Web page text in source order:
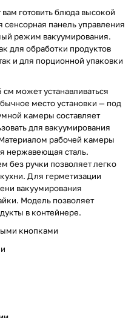
готовить блюда высокой
панель управления
режим вакуумирования.
для обработки продуктов
и для порционной упаковки
может устанавливаться
место установки — под
камеры составляет
для вакуумирования
рабочей камеры
нержавеющая сталь.
без ручки позволяет легко
кухни. Для герметизации
вакуумирования
Модель позволяет
в контейнере.
кнопками